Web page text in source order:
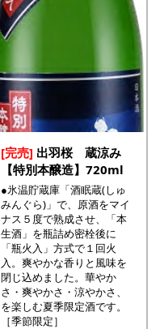
[完売] 出羽桜 蔵涼み
【特別本醸造】720ml
●氷温貯蔵庫「酒眠蔵(しゅ
みんぐら)」で、原酒をマイ
ナス５度で熟成させ、「本
生酒」を瓶詰め密栓後に
「瓶火入」方式で１回火
入。爽やかな香りと風味を
閉じ込めました。華やか
さ・爽やかさ・涼やかさ、
を楽しむ夏季限定酒です。
［季節限定］